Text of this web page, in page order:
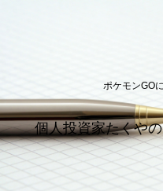
ポケモンGO
個人投資家たくや